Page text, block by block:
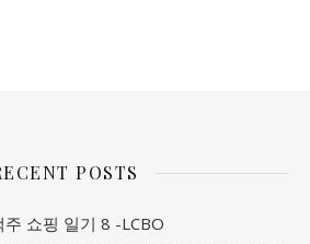
POSTS
주 쇼핑 일기 8 -LCBO